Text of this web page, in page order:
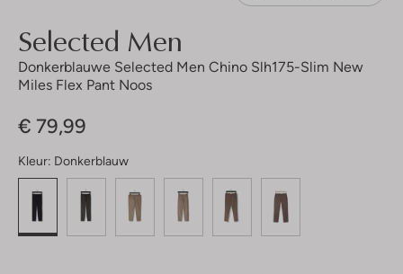
Selected Men
Donkerblauwe Selected Men Chino Slh175-Slim New
Miles Flex Pant Noos
€ 79,99
Kleur: Donkerblauw